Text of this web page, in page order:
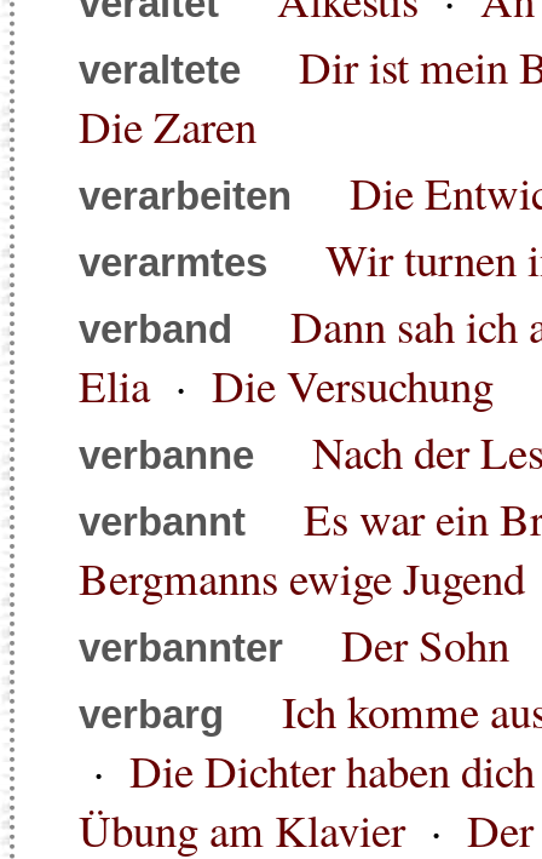
veraltete
Dir ist mein
Die Zaren
verarbeiten Die
verarmtes Wir turnen
verband
Dann sah ich
Elia· Die Versuchung
verbanne Nach der
verbannt
Es war ein
Bergmanns ewige Jugend
verbannter Der Sohn
verbarg
Ich komme
· Die Dichter haben
Übung am Klavier·